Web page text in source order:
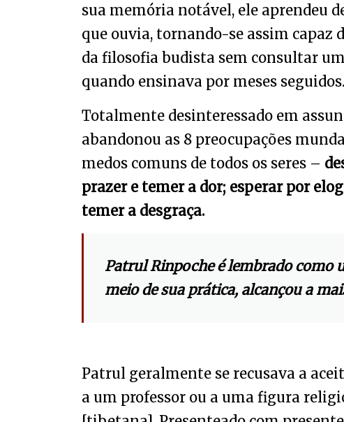
sua memória notável, ele aprendeu
que ouvia, tornando-se assim capaz
da filosofia budista sem consultar
quando ensinava por meses seguidos.
Totalmente desinteressado em
abandonou as 8 preocupações
medos comuns de todos os seres –
prazer e temer a dor; esperar por
temer a desgraça.
Patrul Rinpoche é lembrado como
meio de sua prática, alcançou a
Patrul geralmente se recusava a
a um professor ou a uma figura